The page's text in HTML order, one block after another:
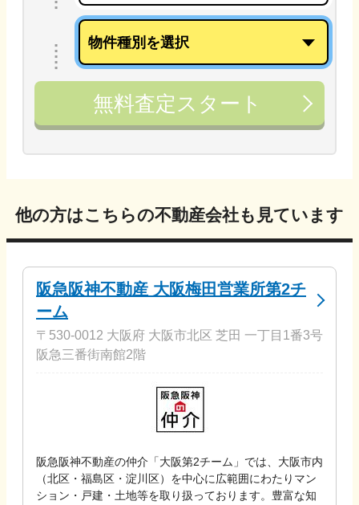
無料査定スタート
他の方はこちらの不動産会社も見ています
阪急阪神不動産 大阪梅田営業所第2チ
ーム
〒530-0012 大阪府 大阪市北区 芝田 一丁目1番3号
阪急三番街南館2階
阪急阪神不動産の仲介「大阪第2チーム」では、大阪市内
（北区・福島区・淀川区）を中心に広範囲にわたりマン
ション・戸建・土地等を取り扱っております。豊富な知